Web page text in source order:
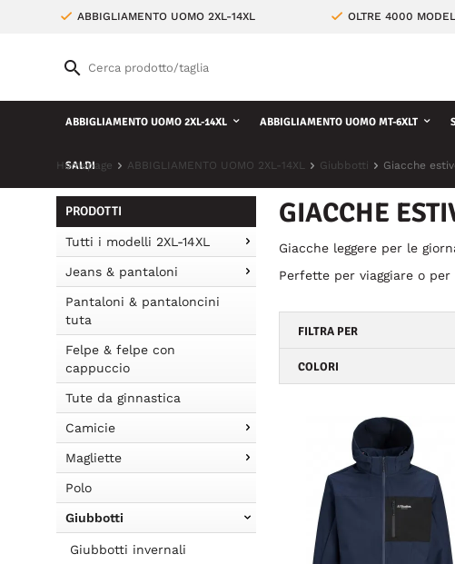
ABBIGLIAMENTO UOMO 2XL-14XL OLTRE 4000
ABBIGLIAMENTO UOMO 2XL-14XL ABBIGLIAMENTO UOMO MT-6XLT
SALDI
Homepage ABBIGLIAMENTO UOMO 2XL-14XL Giubbotti Giacche
PRODOTTI
Tutti i modelli 2XL-14XL
Jeans & pantaloni
Pantaloni & pantaloncini
tuta
Felpe & felpe con
cappuccio
Tute da ginnastica
Camicie
Magliette
Polo
Giubbotti
Giubbotti invernali
GIACCHE
Giacche leggere per le
Perfette per viaggiare o
FILTRA PER
COLORI